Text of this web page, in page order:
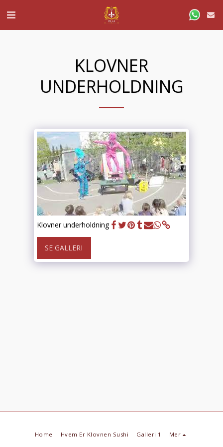
KLOVNER
UNDERHOLDNING
Klovner underholdning
SE GALLERI
Home Hvem Er Klovnen Sushi Galleri 1 Mer